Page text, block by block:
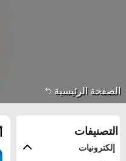
الصفحة الرئيسية
التصنيفات
إلكترونيات